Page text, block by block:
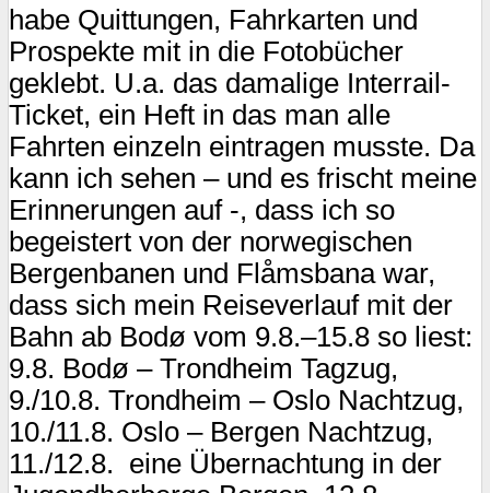
habe Quittungen, Fahrkarten und
Prospekte mit in die Fotobücher
geklebt. U.a. das damalige Interrail-
Ticket, ein Heft in das man alle
Fahrten einzeln eintragen musste. Da
kann ich sehen – und es frischt meine
Erinnerungen auf -, dass ich so
begeistert von der norwegischen
Bergenbanen und Flåmsbana war,
dass sich mein Reiseverlauf mit der
Bahn ab Bodø vom 9.8.–15.8 so liest:
9.8. Bodø – Trondheim Tagzug,
9./10.8. Trondheim – Oslo Nachtzug,
10./11.8. Oslo – Bergen Nachtzug,
11./12.8. eine Übernachtung in der